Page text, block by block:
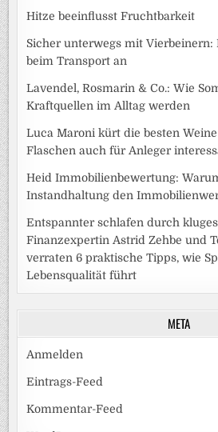
Hitze beeinflusst Fruchtbarkeit
Sicher unterwegs mit Vierbeinern:
beim Transport an
Lavendel, Rosmarin & Co.: Wie
Kraftquellen im Alltag werden
Luca Maroni kürt die besten
Flaschen auch für Anleger
Heid Immobilienbewertung:
Instandhaltung den
Entspannter schlafen durch
Finanzexpertin Astrid Zehbe und
verraten 6 praktische Tipps, wie
Lebensqualität führt
META
Anmelden
Eintrags-Feed
Kommentar-Feed